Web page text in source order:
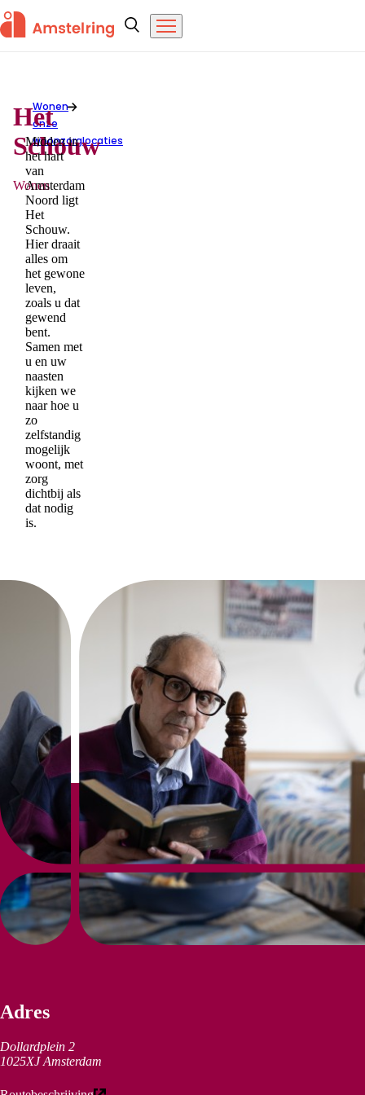
Overslaan en naar de inhoud gaan
Amstelring
ZoekenMenu
Wonen
onze
woonzorglocaties
Het Schouw
Het
Schouw
Wonen
Midden in
het hart
van
Amsterdam
Noord ligt
Het
Schouw.
Hier draait
alles om
het gewone
leven,
zoals u dat
gewend
bent.
Samen met
u en uw
naasten
kijken we
naar hoe u
zo
zelfstandig
mogelijk
woont, met
zorg
dichtbij als
dat nodig
is.
Adres
Dollardplein 2
1025XJ Amsterdam
(externe link)